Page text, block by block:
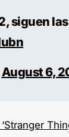
siguen
August 6,